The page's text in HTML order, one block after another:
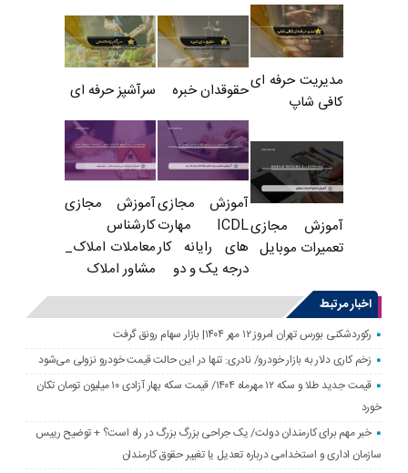
مدیریت حرفه ای
کافی شاپ
حقوقدان خبره سرآشپز حرفه ای
آموزش مجازی
تعمیرات موبایل
آموزش مجازی
ICDL مهارت
های رایانه کار
درجه یک و دو
آموزش مجازی
کارشناس
معاملات املاک_
مشاور املاک
اخبار مرتبط
رکوردشکنی بورس تهران امروز ۱۲ مهر ۱۴۰۴| بازار سهام رونق گرفت
زخم کاری دلار به بازار خودرو/ نادری: تنها در این حالت قیمت خودرو نزولی می‌شود
قیمت جدید طلا و سکه ۱۲ مهرماه ۱۴۰۴/ قیمت سکه بهار آزادی ۱۰ میلیون تومان تکان
خورد
خبر مهم برای کارمندان دولت/ یک جراحی بزرگ بزرگ در راه است؟ + توضیح رییس
سازمان اداری و استخدامی درباره تعدیل یا تغییر حقوق کارمندان